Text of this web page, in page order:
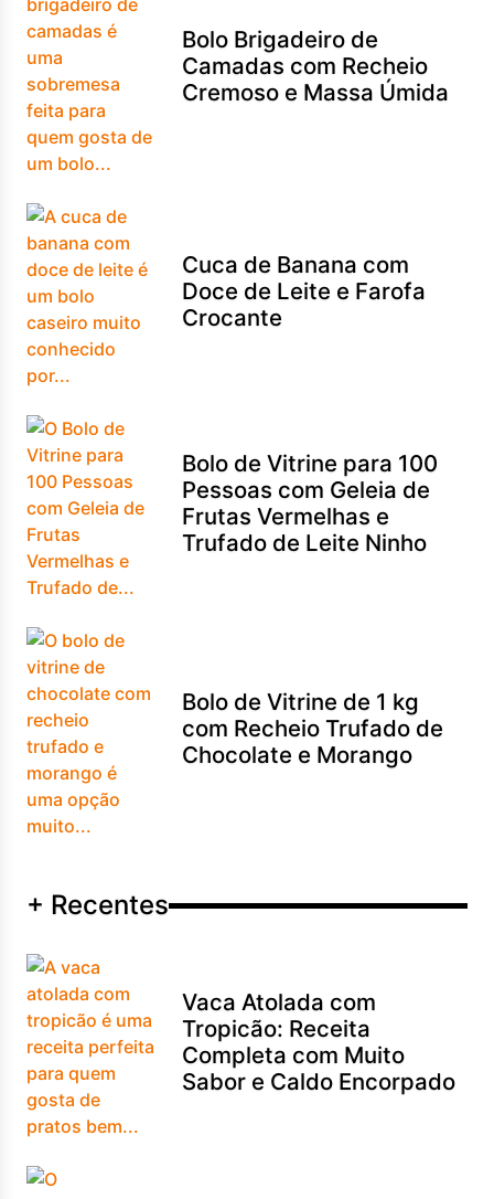
Bolo Brigadeiro de
Camadas com Recheio
Cremoso e Massa Úmida
Cuca de Banana com
Doce de Leite e Farofa
Crocante
Bolo de Vitrine para 100
Pessoas com Geleia de
Frutas Vermelhas e
Trufado de Leite Ninho
Bolo de Vitrine de 1 kg
com Recheio Trufado de
Chocolate e Morango
+ Recentes
Vaca Atolada com
Tropicão: Receita
Completa com Muito
Sabor e Caldo Encorpado